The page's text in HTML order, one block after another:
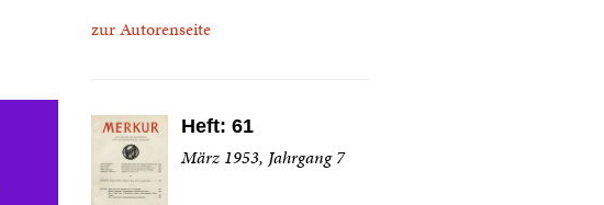
zur Autorenseite
Heft: 61
März 1953, Jahrgang 7